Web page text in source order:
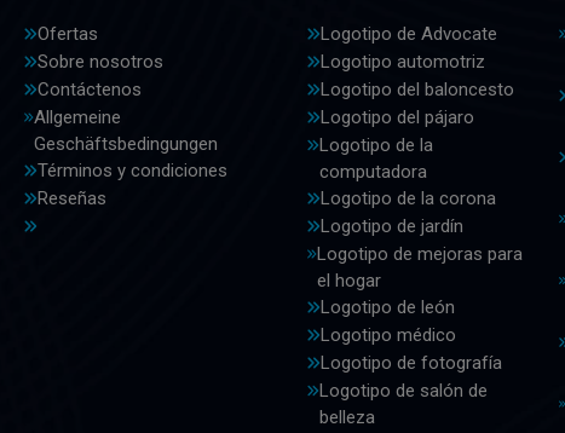
Ofertas
Sobre nosotros
Contáctenos
Allgemeine
Geschäftsbedingungen
Términos y condiciones
Reseñas
Logotipo de Advocate
Logotipo automotriz
Logotipo del baloncesto
Logotipo del pájaro
Logotipo de la
computadora
Logotipo de la corona
Logotipo de jardín
Logotipo de mejoras para
el hogar
Logotipo de león
Logotipo médico
Logotipo de fotografía
Logotipo de salón de
belleza